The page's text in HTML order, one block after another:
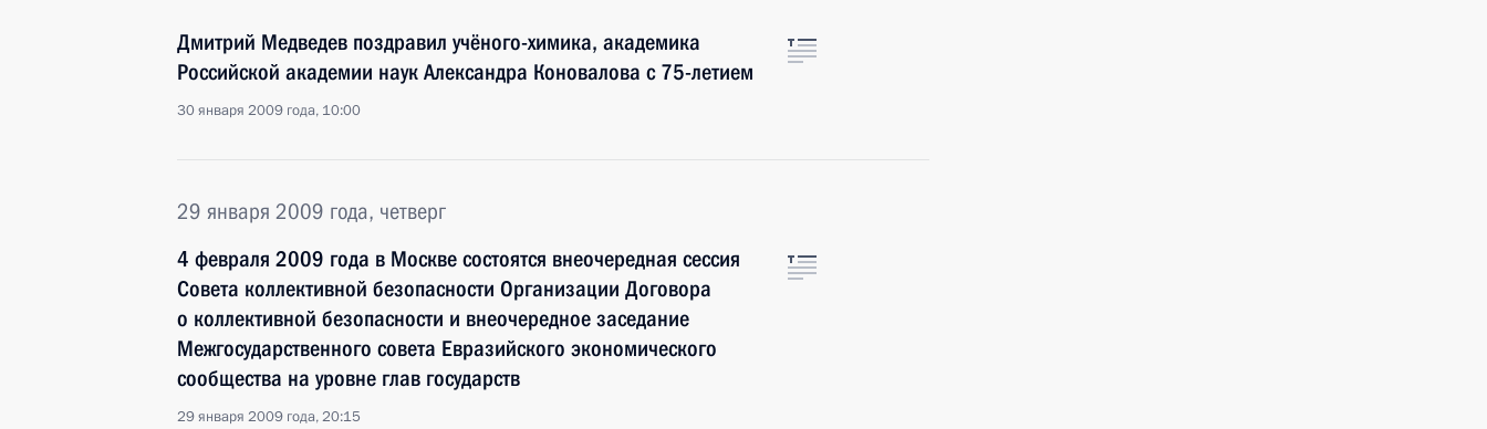
Дмитрий Медведев поздравил учёного-химика, академика
Российской академии наук Александра Коновалова с 75-летием
30 января 2009 года, 10:00
29 января 2009 года, четверг
4 февраля 2009 года в Москве состоятся внеочередная сессия
Совета коллективной безопасности Организации Договора
о коллективной безопасности и внеочередное заседание
Межгосударственного совета Евразийского экономического
сообщества на уровне глав государств
29 января 2009 года, 20:15